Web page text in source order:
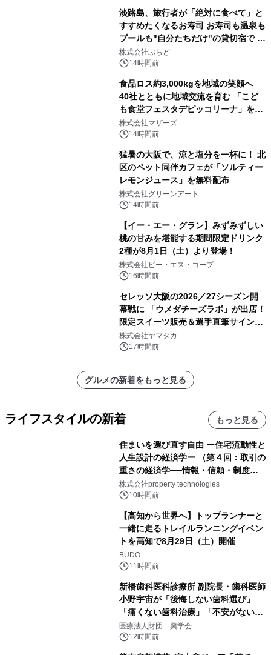
淡路島、旅行者が「絶対に食べて」と
すすめたくなるお寿司 お寿司も温泉も
プールも"自分たちだけ"の貸切宿で 1
日1組限定「岩屋温泉 絵島別庭 海と
森」の握り寿司プラン
株式会社ぷらど
14時間前
食品ロス約3,000kgを地域の笑顔へ
40社とともに地域交流を育む 「こど
も食堂フェスタデピッコリーナ」を9
月5日(土)開催
株式会社マザーズ
14時間前
猛暑の大阪で、涼と塩分を一杯に！ 北
区のペット同伴カフェが「ソルティー
レモンジュース」を無料配布
株式会社グリーンアート
14時間前
【イー・エー・グラン】みずみずしい
桃の甘みを堪能する期間限定ドリンク
2種が8月1日（土）より登場！
株式会社ピー・エス・コープ
16時間前
セレッソ大阪の2026／27シーズン開
幕戦に 「ウメダチーズラボ」が出店！
限定スイーツ販売＆選手直筆サイング
ッズが当たる抽選会を 8月8日に開催
株式会社ヤマタカ
17時間前
グルメの新着をもっと見る
ライフスタイルの新着 もっと見る
住まいを選び直す自由 ー住宅流動性と
人生設計の経済学ー （第４回：取引の
重さの経済学──情報・信頼・制度を
PropTechはどう組み替えるか）｜
PropTech-Lab
株式会社property technologies
10時間前
【高知から世界へ】トップランナーと
一緒に走るトレイルランニングイベン
トを高知で8月29日（土）開催
BUDO
11時間前
新橋歯科医科診療所 副院長・歯科医師
小野宇宙が「後悔しない歯科選び」
「痛くない歯科治療」「不安がない治
療計画」をテーマに専門監修
医療法人財団 興学会
12時間前